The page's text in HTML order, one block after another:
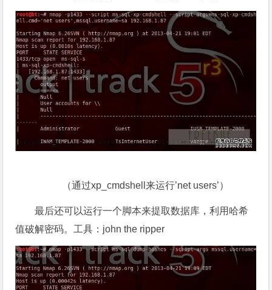
（通过xp_cmdshell来运行’net users’）
最后还可以运行一个脚本来提取数据库，利用哈希
值破解密码。工具：john the ripper